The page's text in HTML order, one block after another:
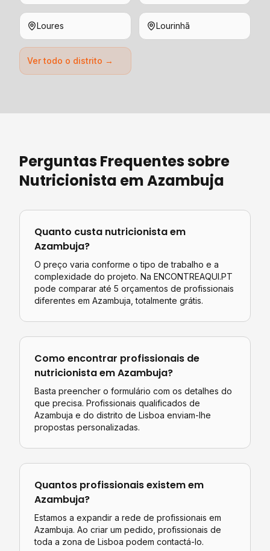
Loures Lourinhã
Ver todo o distrito →
Perguntas Frequentes sobre
Nutricionista emAzambuja
Quanto custa nutricionistaem
Azambuja?
O preço varia conforme o tipo de trabalho e a
complexidade do projeto. Na ENCONTREAQUI.PT
pode comparar até 5 orçamentos de profissionais
diferentes em Azambuja , totalmente grátis.
Como encontrar profissionais de
nutricionistaemAzambuja?
Basta preencher o formulário com os detalhes do
que precisa. Profissionais qualificados de
Azambuja e do distrito de Lisboa enviam-lhe
propostas personalizadas.
Quantos profissionais existem em
Azambuja?
Estamos a expandir a rede de profissionais em
Azambuja. Ao criar um pedido, profissionais de
toda a zona de Lisboa podem contactá-lo.